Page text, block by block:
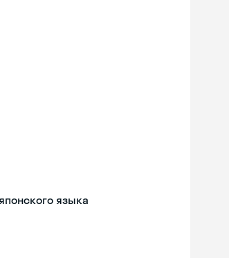
языка